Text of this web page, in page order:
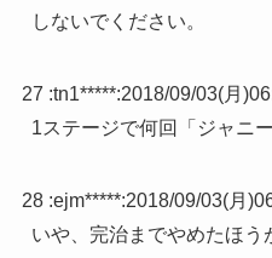
しないでください。
27 :tn1*****:2018/09/03(月
1ステージで何回「ジャニ
28 :ejm*****:2018/09/03(月
いや、完治までやめたほう